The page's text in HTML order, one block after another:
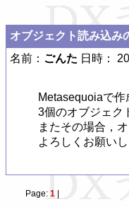
オブジェクト読み込み
名前： ごんた 日時：
Metasequoiaで
3個のオブジェク
またその場合，
Page: 1|